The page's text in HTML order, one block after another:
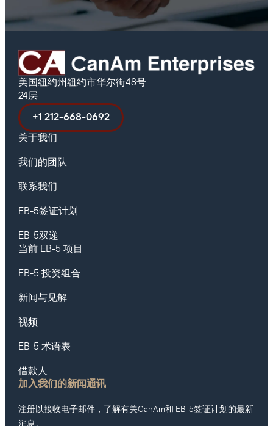
美国纽约州纽约市华尔街48号
24层
+1 212-668-0692
关于我们
我们的团队
联系我们
EB-5签证计划
EB-5双递
当前 EB-5 项目
EB-5 投资组合
新闻与见解
视频
EB-5 术语表
借款人
加入我们的新闻通讯
注册以接收电子邮件，了解有关CanAm和 EB-5签证计划的最新